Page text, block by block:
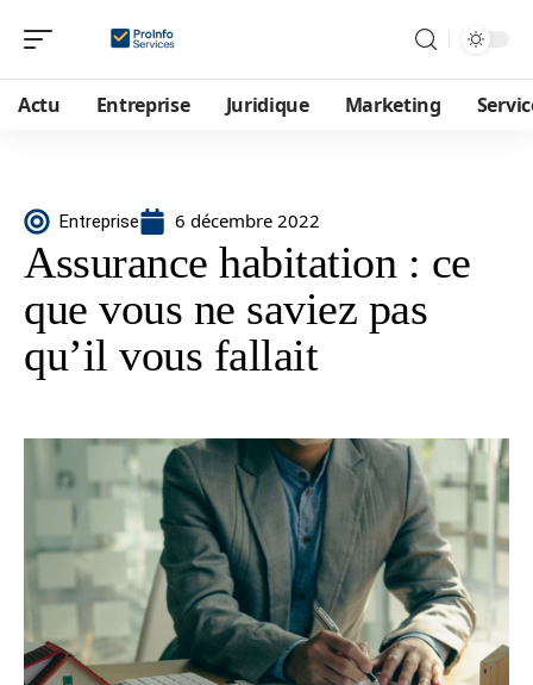
Actu Entreprise Juridique Marketing
Entreprise 6 décembre 2022
Assurance habitation : ce
que vous ne saviez pas
qu’il vous fallait